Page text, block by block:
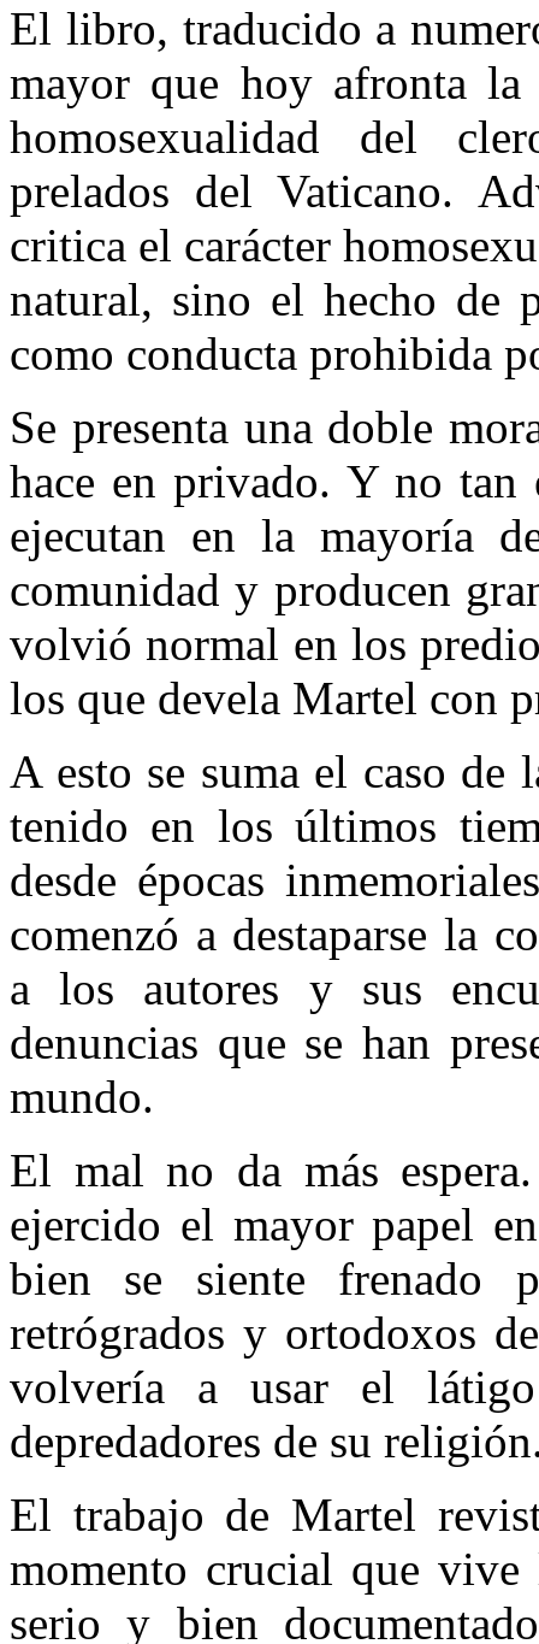
El libro, traducido a
mayor que hoy afronta
homosexualidad del
prelados del Vaticano.
critica el carácter
natural, sino el hecho de
como conducta prohibida
Se presenta una doble
hace en privado. Y no tan
ejecutan en la mayoría
comunidad y producen
volvió normal en los
los que devela Martel con
A esto se suma el caso de
tenido en los últimos
desde épocas
comenzó a destaparse la
a los autores y sus
denuncias que se han
mundo.
El mal no da más
ejercido el mayor papel
bien se siente frenado
retrógrados y ortodoxos
volvería a usar el
depredadores de su
El trabajo de Martel
momento crucial que
serio y bien